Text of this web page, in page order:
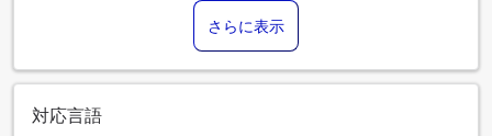
さらに表示
対応言語